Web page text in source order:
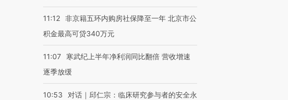
11:12 非京籍五环内购房社保降至一年 北京市公
积金最高可贷340万元
11:07
寒武纪上半年净利润同比翻倍 营收增速
逐季放缓
10:53
对话｜邱仁宗：临床研究参与者的安全永